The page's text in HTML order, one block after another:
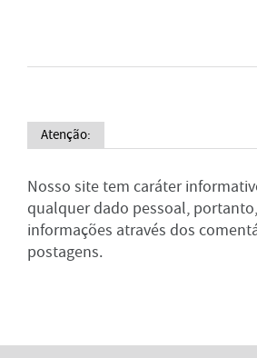
Atenção:
Nosso site tem caráter
qualquer dado pessoal,
informações através dos
postagens.